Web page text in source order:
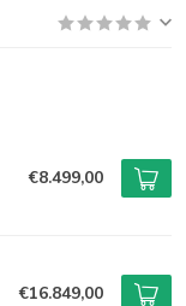
€8.499,00
€16.849,00